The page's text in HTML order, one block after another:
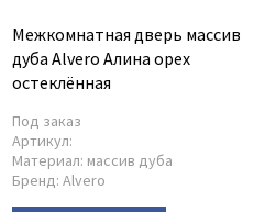
Межкомнатная дверь массив
дуба Alvero Алина орех
остеклённая
Под заказ
Артикул:
Материал: массив дуба
Бренд: Alvero